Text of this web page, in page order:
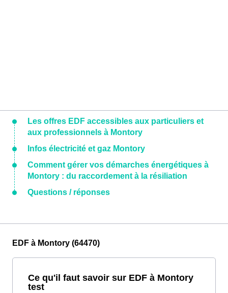
Les offres EDF accessibles aux particuliers et
aux professionnels à Montory
Infos électricité et gaz Montory
Comment gérer vos démarches énergétiques à
Montory : du raccordement à la résiliation
Questions / réponses
EDF à Montory (64470)
Ce qu'il faut savoir sur EDF à Montory
test